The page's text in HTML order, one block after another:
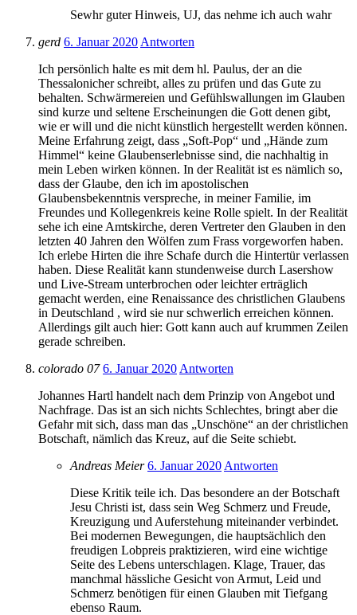
Sewhr guter Hinweis, UJ, das nehme ich auch wahr
gerd 6. Januar 2020 Antworten
Ich persönlich halte es mit dem hl. Paulus, der an die
Thessalonicher schreibt, alles zu prüfen und das Gute zu
behalten. Schwärmereien und Gefühlswallungen im Glauben
sind kurze und seltene Erscheinungen die Gott denen gibt,
wie er will und die nicht künstlich hergestellt werden können.
Meine Erfahrung zeigt, dass „Soft-Pop“ und „Hände zum
Himmel“ keine Glaubenserlebnisse sind, die nachhaltig in
mein Leben wirken können. In der Realität ist es nämlich so,
dass der Glaube, den ich im apostolischen
Glaubensbekenntnis verspreche, in meiner Familie, im
Freundes und Kollegenkreis keine Rolle spielt. In der Realität
sehe ich eine Amtskirche, deren Vertreter den Glauben in den
letzten 40 Jahren den Wölfen zum Frass vorgeworfen haben.
Ich erlebe Hirten die ihre Schafe durch die Hintertür verlassen
haben. Diese Realität kann stundenweise durch Lasershow
und Live-Stream unterbrochen oder leichter erträglich
gemacht werden, eine Renaissance des christlichen Glaubens
in Deutschland , wird sie nur schwerlich erreichen können.
Allerdings gilt auch hier: Gott kann auch auf krummen Zeilen
gerade schreiben.
colorado 07 6. Januar 2020 Antworten
Johannes Hartl handelt nach dem Prinzip von Angebot und
Nachfrage. Das ist an sich nichts Schlechtes, bringt aber die
Gefahr mit sich, dass man das „Unschöne“ an der christlichen
Botschaft, nämlich das Kreuz, auf die Seite schiebt.
Andreas Meier 6. Januar 2020 Antworten
Diese Kritik teile ich. Das besondere an der Botschaft
Jesu Christi ist, dass sein Weg Schmerz und Freude,
Kreuzigung und Auferstehung miteinander verbindet.
Bei modernen Bewegungen, die hauptsächlich den
freudigen Lobpreis praktizieren, wird eine wichtige
Seite des Lebens unterschlagen. Klage, Trauer, das
manchmal hässliche Gesicht von Armut, Leid und
Schmerz benötigen für einen Glauben mit Tiefgang
ebenso Raum.